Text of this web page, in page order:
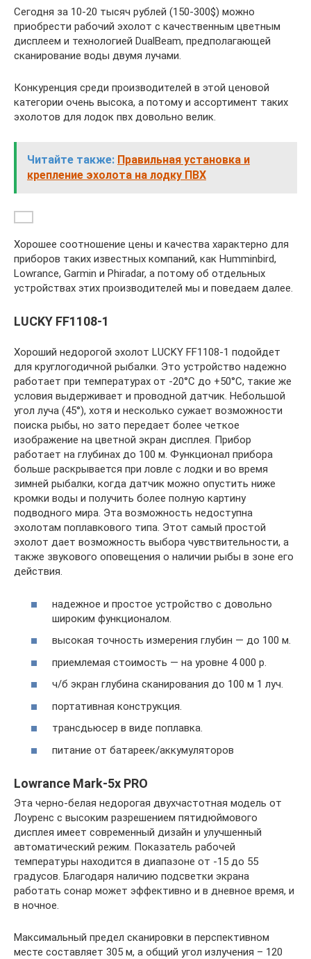
Сегодня за 10-20 тысяч рублей (150-300$) можно
приобрести рабочий эхолот с качественным цветным
дисплеем и технологией DualBeam, предполагающей
сканирование воды двумя лучами.
Конкуренция среди производителей в этой ценовой
категории очень высока, а потому и ассортимент таких
эхолотов для лодок пвх довольно велик.
Читайте также: Правильная установка и
крепление эхолота на лодку ПВХ
Хорошее соотношение цены и качества характерно для
приборов таких известных компаний, как Humminbird,
Lowrance, Garmin и Phiradar, а потому об отдельных
устройствах этих производителей мы и поведаем далее.
LUCKY FF1108-1
Хороший недорогой эхолот LUCKY FF1108-1 подойдет
для круглогодичной рыбалки. Это устройство надежно
работает при температурах от -20°С до +50°С, такие же
условия выдерживает и проводной датчик. Небольшой
угол луча (45°), хотя и несколько сужает возможности
поиска рыбы, но зато передает более четкое
изображение на цветной экран дисплея. Прибор
работает на глубинах до 100 м. Функционал прибора
больше раскрывается при ловле с лодки и во время
зимней рыбалки, когда датчик можно опустить ниже
кромки воды и получить более полную картину
подводного мира. Эта возможность недоступна
эхолотам поплавкового типа. Этот самый простой
эхолот дает возможность выбора чувствительности, а
также звукового оповещения о наличии рыбы в зоне его
действия.
надежное и простое устройство с довольно
широким функционалом.
высокая точность измерения глубин — до 100 м.
приемлемая стоимость — на уровне 4 000 р.
ч/б экран глубина сканирования до 100 м 1 луч.
портативная конструкция.
трансдьюсер в виде поплавка.
питание от батареек/аккумуляторов
Lowrance Mark-5x PRO
Эта черно-белая недорогая двухчастотная модель от
Лоуренс с высоким разрешением пятидюймового
дисплея имеет современный дизайн и улучшенный
автоматический режим. Показатель рабочей
температуры находится в диапазоне от -15 до 55
градусов. Благодаря наличию подсветки экрана
работать сонар может эффективно и в дневное время, и
в ночное.
Максимальный предел сканировки в перспективном
месте составляет 305 м, а общий угол излучения – 120